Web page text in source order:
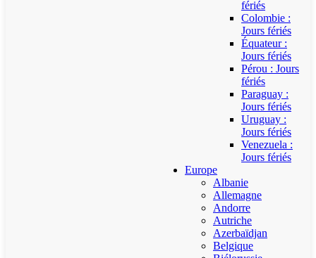
fériés
Colombie :
Jours fériés
Équateur :
Jours fériés
Pérou : Jours
fériés
Paraguay :
Jours fériés
Uruguay :
Jours fériés
Venezuela :
Jours fériés
Europe
Albanie
Allemagne
Andorre
Autriche
Azerbaïdjan
Belgique